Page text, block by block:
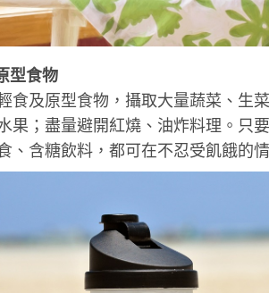
型食物
食及原型食物，攝取大量蔬菜、生
果；盡量避開紅燒、油炸料理。只
、含糖飲料，都可在不忍受飢餓的